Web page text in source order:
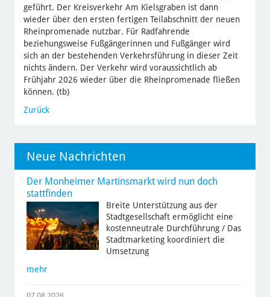
geführt. Der Kreisverkehr Am Kielsgraben ist dann
wieder über den ersten fertigen Teilabschnitt der neuen
Rheinpromenade nutzbar. Für Radfahrende
beziehungsweise Fußgängerinnen und Fußgänger wird
sich an der bestehenden Verkehrsführung in dieser Zeit
nichts ändern. Der Verkehr wird voraussichtlich ab
Frühjahr 2026 wieder über die Rheinpromenade fließen
können. (tb)
Zurück
Neue Nachrichten
Der Monheimer Martinsmarkt wird nun doch
stattfinden
Breite Unterstützung aus der
Stadtgesellschaft ermöglicht eine
kostenneutrale Durchführung / Das
Stadtmarketing koordiniert die
Umsetzung
mehr